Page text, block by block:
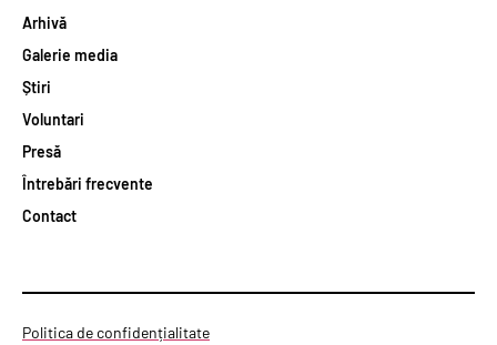
Arhivă
Galerie media
Știri
Voluntari
Presă
Întrebări frecvente
Contact
Politica de confidențialitate